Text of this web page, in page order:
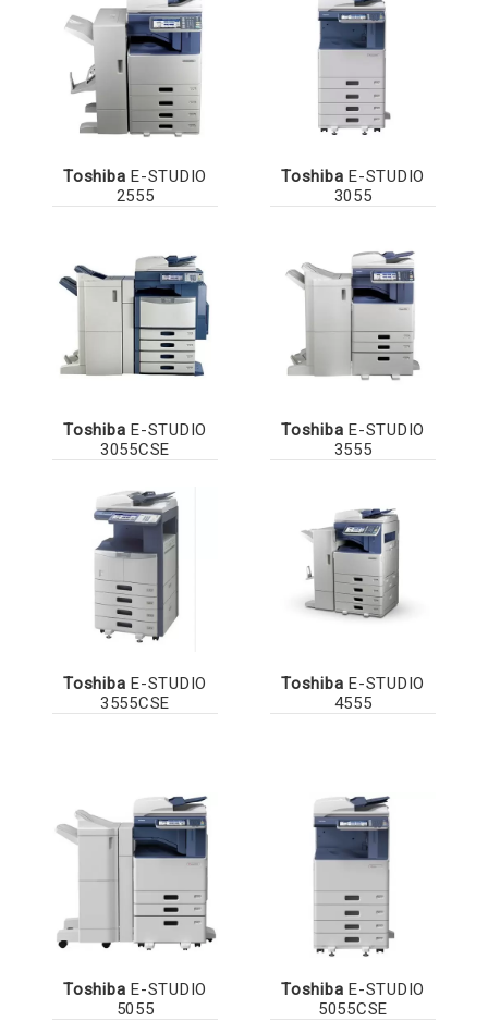
Toshiba E-STUDIO
2555
Toshiba E-STUDIO
3055
Toshiba E-STUDIO
3055CSE
Toshiba E-STUDIO
3555
Toshiba E-STUDIO
3555CSE
Toshiba E-STUDIO
4555
Toshiba E-STUDIO
5055
Toshiba E-STUDIO
5055CSE